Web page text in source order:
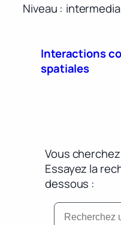
Niveau
Interactions
spatiales
Vous
Essayez la
dessous :